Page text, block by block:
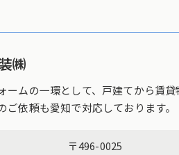
㈱
ームの一環として、戸建てから賃
依頼も愛知で対応しております。
〒496-0025